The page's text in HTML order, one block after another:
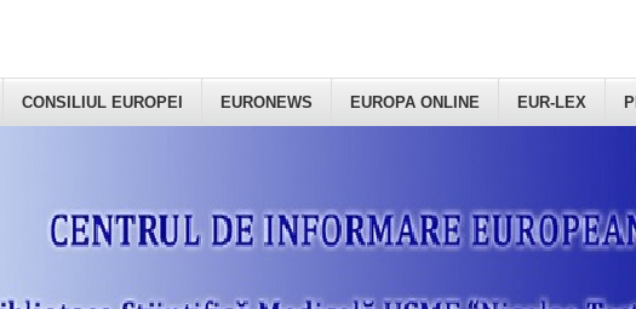
CONSILIUL EUROPEI EURONEWS EUROPA ONLINE EUR-LEX